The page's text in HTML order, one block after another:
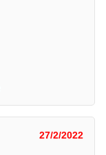
27/2/2022